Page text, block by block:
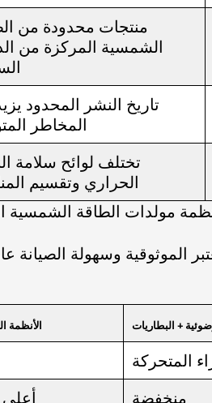
منتجات محدودة من
الشمسية المركزة من
تاريخ النشر المحدود
المخاطر
تختلف لوائح سلامة
الحراري وتقسيم
الموثوقية وسهولة
الأنظمة + البطاريات
المتحركة
أعلى
منخفضة